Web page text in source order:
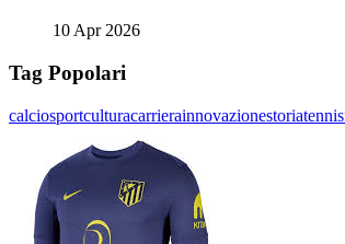
10 Apr 2026
Tag Popolari
calciosportculturacarrierainnovazionestoriatennis